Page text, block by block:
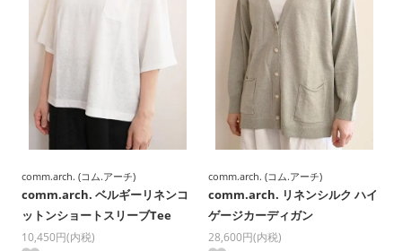
comm.arch. (コム.アーチ)
comm.arch. ベルギーリネンコ
ットンショートスリーブTee
10,450円(内税)
comm.arch. (コム.アーチ)
comm.arch. リネンシルク ハイ
ゲージカーディガン
28,600円(内税)